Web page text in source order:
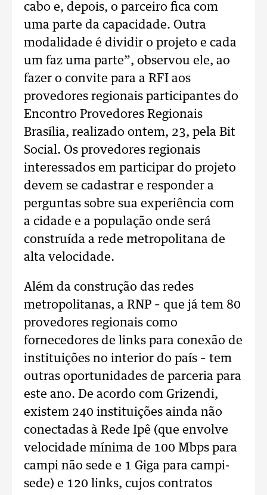
cabo e, depois, o parceiro fica com
uma parte da capacidade. Outra
modalidade é dividir o projeto e cada
um faz uma parte”, observou ele, ao
fazer o convite para a RFI aos
provedores regionais participantes do
Encontro Provedores Regionais
Brasília, realizado ontem, 23, pela Bit
Social. Os provedores regionais
interessados em participar do projeto
devem se cadastrar e responder a
perguntas sobre sua experiência com
a cidade e a população onde será
construída a rede metropolitana de
alta velocidade.
Além da construção das redes
metropolitanas, a RNP – que já tem 80
provedores regionais como
fornecedores de links para conexão de
instituições no interior do país – tem
outras oportunidades de parceria para
este ano. De acordo com Grizendi,
existem 240 instituições ainda não
conectadas à Rede Ipê (que envolve
velocidade mínima de 100 Mbps para
campi não sede e 1 Giga para campi-
sede) e 120 links, cujos contratos